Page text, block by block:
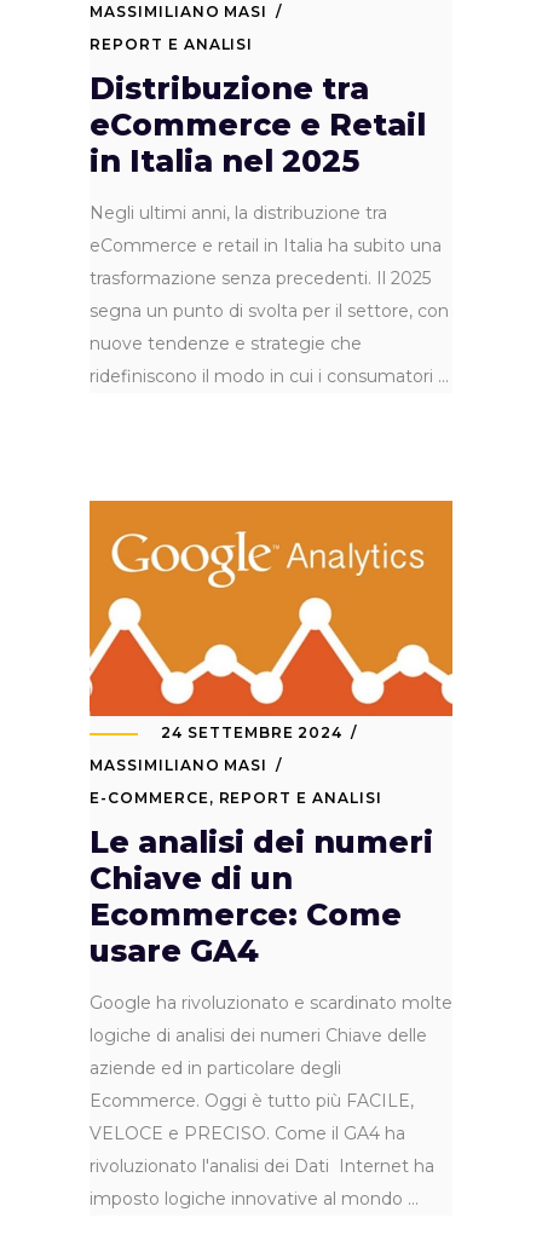
MASSIMILIANO MASI
REPORT E ANALISI
Distribuzione tra
eCommerce e Retail
in Italia nel 2025
Negli ultimi anni, la distribuzione tra
eCommerce e retail in Italia ha subito una
trasformazione senza precedenti. Il 2025
segna un punto di svolta per il settore, con
nuove tendenze e strategie che
ridefiniscono il modo in cui i consumatori
24 SETTEMBRE 2024
MASSIMILIANO MASI
E-COMMERCE, REPORT E ANALISI
Le analisi dei numeri
Chiave di un
Ecommerce: Come
usare GA4
Google ha rivoluzionato e scardinato molte
logiche di analisi dei numeri Chiave delle
aziende ed in particolare degli
Ecommerce. Oggi è tutto più FACILE,
VELOCE e PRECISO. Come il GA4 ha
rivoluzionato l'analisi dei Dati Internet ha
imposto logiche innovative al mondo